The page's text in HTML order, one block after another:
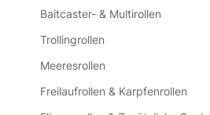
Baitcaster- & Multirollen
Trollingrollen
Meeresrollen
Freilaufrollen & Karpfenrollen